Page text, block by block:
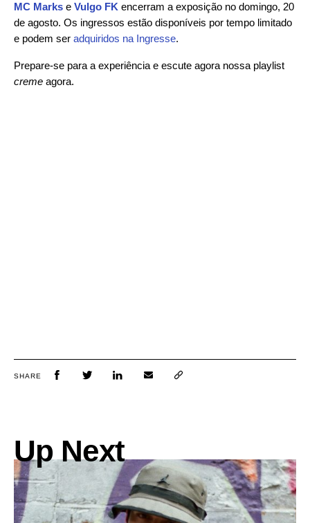
MC Marks e Vulgo FK encerram a exposição no domingo, 20
de agosto. Os ingressos estão disponíveis por tempo limitado
e podem ser adquiridos na Ingresse.
Prepare-se para a experiência e escute agora nossa playlist
creme agora.
SHARE
Up Next